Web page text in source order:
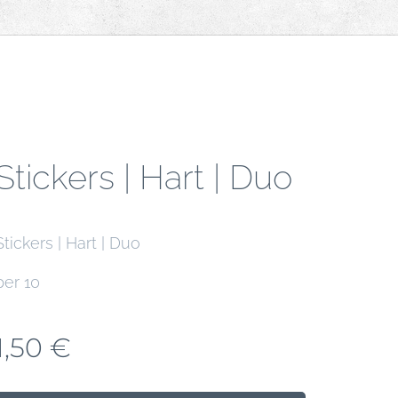
| Hart | Duo
| Hart | Duo
10
€